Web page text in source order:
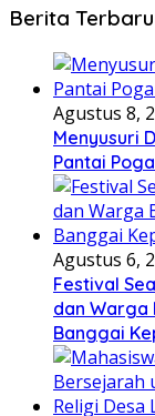
Berita Terbaru
Agustus 8,
Menyusuri
Pantai
Agustus 6,
Festival
dan Warga
Banggai